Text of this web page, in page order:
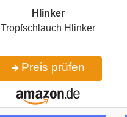
Hlinker
Tropfschlauch Hlinker
Preis prüfen